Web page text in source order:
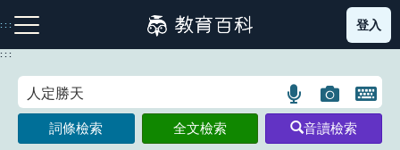
到
主
:::
注音索引圖示 筆畫索引圖示 部首索引表圖示
登入
:::
語
言
搜
圖
片
搜
開
鍵
詞條檢索 全文檢索 音讀檢索